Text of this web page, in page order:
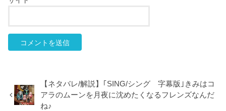
【ネタバレ/解説】｢SING/シング 字幕版｣きみはコ
アラのムーンを月夜に沈めたくなるフレンズなんだ
ね♪